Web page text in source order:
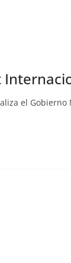
el Gobierno